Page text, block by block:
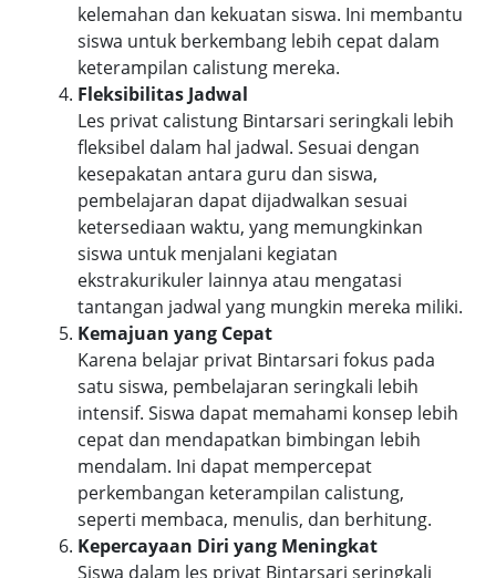
kelemahan dan kekuatan siswa. Ini membantu
siswa untuk berkembang lebih cepat dalam
keterampilan calistung mereka.
Fleksibilitas Jadwal
Les privat calistung Bintarsari seringkali lebih
fleksibel dalam hal jadwal. Sesuai dengan
kesepakatan antara guru dan siswa,
pembelajaran dapat dijadwalkan sesuai
ketersediaan waktu, yang memungkinkan
siswa untuk menjalani kegiatan
ekstrakurikuler lainnya atau mengatasi
tantangan jadwal yang mungkin mereka miliki.
Kemajuan yang Cepat
Karena belajar privat Bintarsari fokus pada
satu siswa, pembelajaran seringkali lebih
intensif. Siswa dapat memahami konsep lebih
cepat dan mendapatkan bimbingan lebih
mendalam. Ini dapat mempercepat
perkembangan keterampilan calistung,
seperti membaca, menulis, dan berhitung.
Kepercayaan Diri yang Meningkat
Siswa dalam les privat Bintarsari seringkali